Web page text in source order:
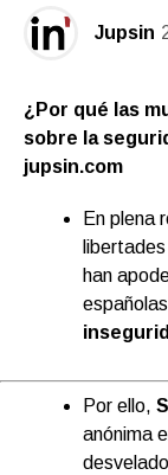
Jupsin
¿Por qué las
sobre la
jupsin.com
En plena
han
Por ello,
anónima